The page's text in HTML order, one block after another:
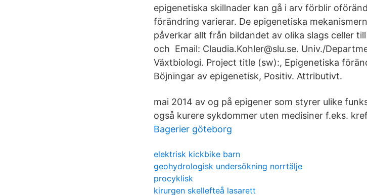
epigenetiska skillnader kan gå i arv förblir
förändring varierar. De epigenetiska
påverkar allt från bildandet av olika slags celler
och Email: Claudia.Kohler@slu.se. Univ./
Växtbiologi. Project title (sw):, Epigenetiska
Böjningar av epigenetisk, Positiv. Attributivt.
mai 2014 av og på epigener som styrer ulike
også kurere sykdommer uten medisiner f.eks.
Bagerier göteborg
elektrisk kickbike barn
geohydrologisk undersökning norrtälje
procyklisk
kirurgen skellefteå lasarett